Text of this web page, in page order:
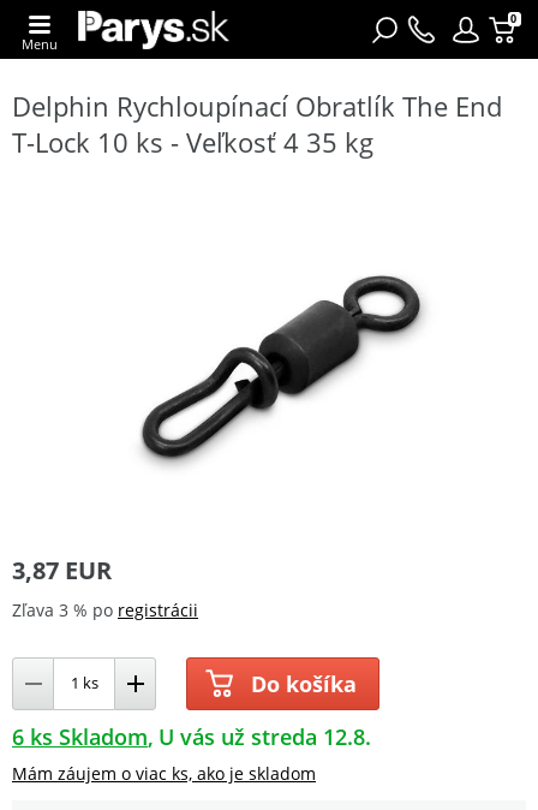
0
Menu
Delphin Rychloupínací Obratlík The End
T-Lock 10 ks - Veľkosť 4 35 kg
3,87 EUR
Zľava 3 % po registrácii
Do košíka
6 ks Skladom U vás už streda 12.8.
Mám záujem o viac ks, ako je skladom